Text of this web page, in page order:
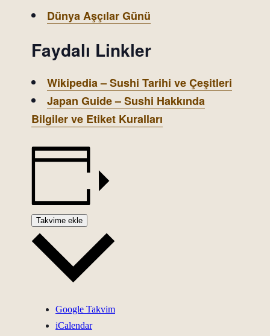
Dünya Aşçılar Günü
Faydalı Linkler
Wikipedia – Sushi Tarihi ve Çeşitleri
Japan Guide – Sushi Hakkında
Bilgiler ve Etiket Kuralları
Takvime ekle
Google Takvim
iCalendar